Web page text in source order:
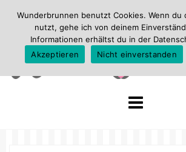
Wunderbrunnen benutzt Cookies. Wenn du
nutzt, gehe ich von deinem
Informationen erhältst du in der
Akzeptieren
Nicht einverstanden